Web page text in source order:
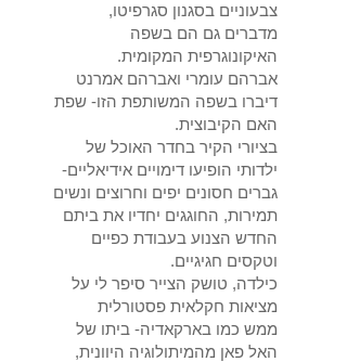
צבעוניים בסגנון סגרפיטו,
מדברים גם הם בשפה
האיקונוגרפית המקומית.
אברהם עומרי ואברהם אמרנט
דיברו בשפה המשותפת הזו- שפת
האם הקיבוצית.
בציורי הקיר בחדר האוכל של
ילדותי הופיעו דימויים אידיאליים-
גברים חסונים יפים וחרוצים ונשים
תמירות, החוגגים יחדיו את ביתם
החדש הצנוע בעבודת כפיים
וטקסים חגיגיים.
כילדה, טושק הצייר סיפר לי על
מציאות חקלאית פסטורלית
ממש כמו בארקאדיה- ביתו של
האל פאן מהמיתולוגיה היוונית,